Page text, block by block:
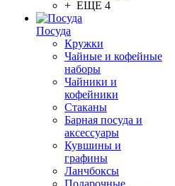
+ ЕЩЕ 4
Посуда
Кружки
Чайные и кофейные
наборы
Чайники и
кофейники
Стаканы
Барная посуда и
аксессуары
Кувшины и
графины
Ланчбоксы
Подарочные